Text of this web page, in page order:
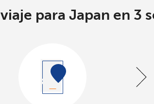
para Japan en 3